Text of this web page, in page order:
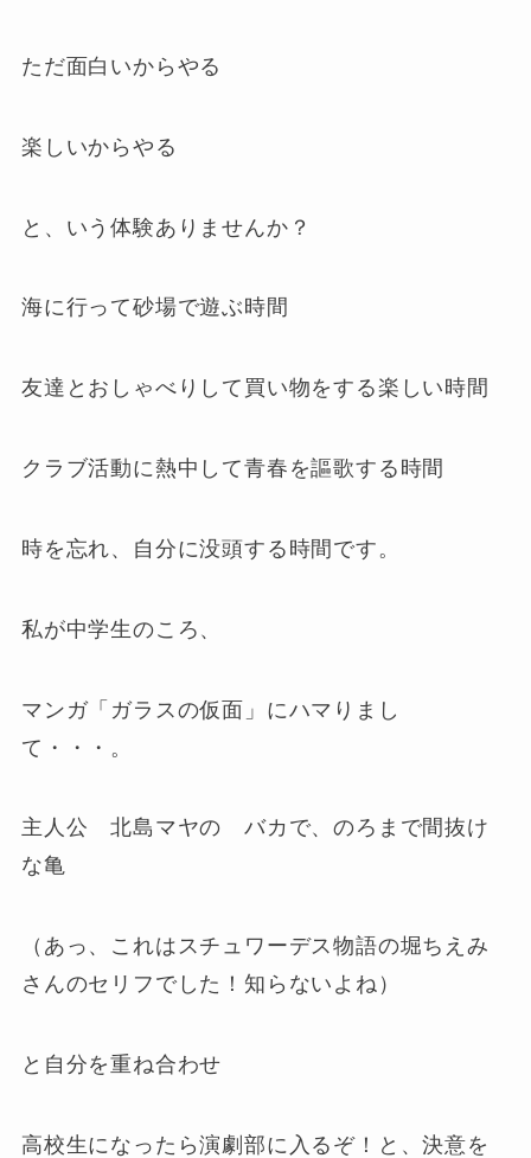
ただ面白いからやる
楽しいからやる
と、いう体験ありませんか？
海に行って砂場で遊ぶ時間
友達とおしゃべりして買い物をする楽しい時間
クラブ活動に熱中して青春を謳歌する時間
時を忘れ、自分に没頭する時間です。
私が中学生のころ、
マンガ「ガラスの仮面」にハマりまし
て・・・。
主人公 北島マヤの バカで、のろまで間抜け
な亀
（あっ、これはスチュワーデス物語の堀ちえみ
さんのセリフでした！知らないよね）
と自分を重ね合わせ
高校生になったら演劇部に入るぞ！と、決意を